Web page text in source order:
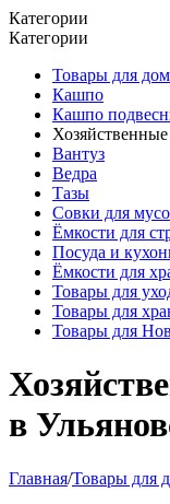
Категории
Категории
Товары для
Кашпо
Кашпо
Вантуз
Ведра
Тазы
Совки для
Ёмкости для
Посуда и
Ёмкости для
Товары для
Товары для
Товары для
в
Главная/Товары для